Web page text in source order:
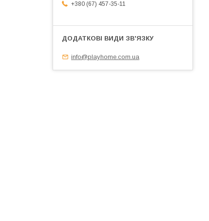
+380 (67) 457-35-11
info@playhome.com.ua